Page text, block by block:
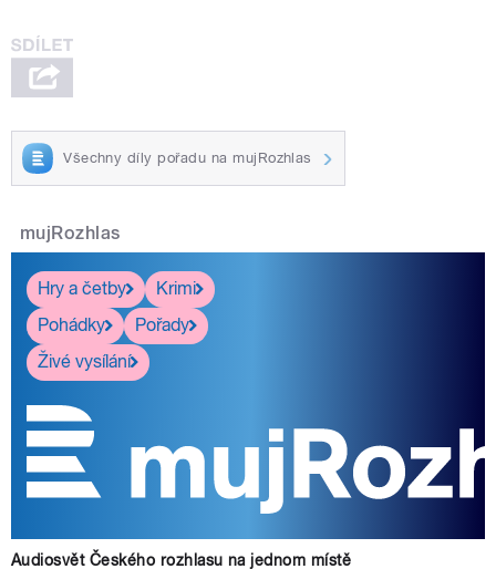
Všechny díly pořadu na mujRozhlas
mujRozhlas
Hry a četby
Krimi
Pohádky
Pořady
Živé vysílání
Audiosvět Českého rozhlasu na jednom místě